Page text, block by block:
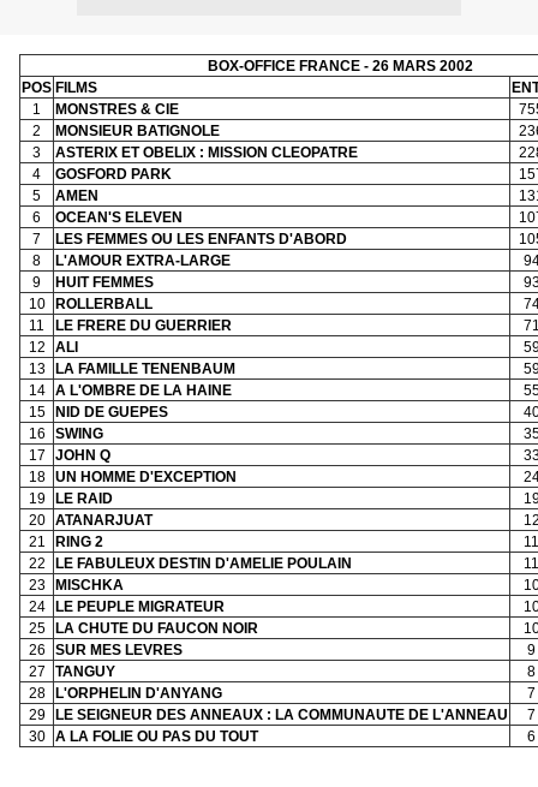
BOX-OFFICE FRANCE - 26 MARS 2002
POS FILMS
1
MONSTRES & CIE
2
MONSIEUR BATIGNOLE
3
ASTERIX ET OBELIX : MISSION CLEOPATRE
4
GOSFORD PARK
5
AMEN
6
OCEAN'S ELEVEN
7
LES FEMMES OU LES ENFANTS D'ABORD
8
L'AMOUR EXTRA-LARGE
9
HUIT FEMMES
10
ROLLERBALL
11
LE FRERE DU GUERRIER
12
ALI
13
LA FAMILLE TENENBAUM
14
A L'OMBRE DE LA HAINE
15
NID DE GUEPES
16
SWING
17
JOHN Q
18
UN HOMME D'EXCEPTION
19
LE RAID
20
ATANARJUAT
21
RING 2
22
LE FABULEUX DESTIN D'AMELIE POULAIN
23
MISCHKA
24
LE PEUPLE MIGRATEUR
25
LA CHUTE DU FAUCON NOIR
26
SUR MES LEVRES
9
27
TANGUY
8
28
L'ORPHELIN D'ANYANG
7
29
LE SEIGNEUR DES ANNEAUX : LA COMMUNAUTE DE L'ANNEAU
7
30
A LA FOLIE OU PAS DU TOUT 6